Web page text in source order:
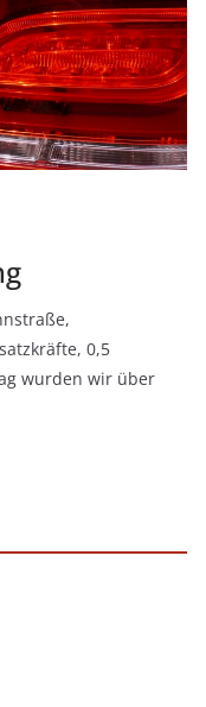
0,5
wurden wir über